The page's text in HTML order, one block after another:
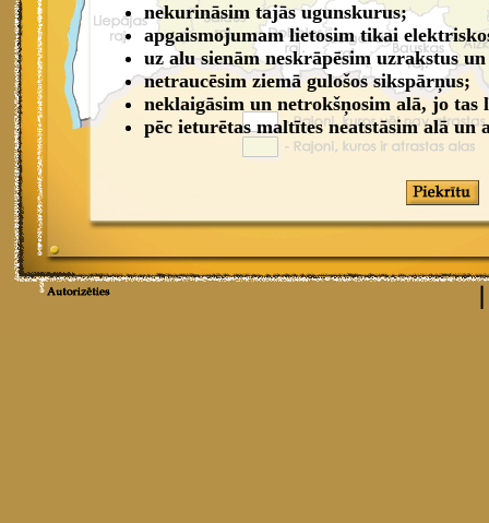
nekurināsim tajās ugunskurus;
apgaismojumam lietosim tikai
uz alu sienām neskrāpēsim uzrakstus
netraucēsim ziemā gulošos sikspārņus;
neklaigāsim un netrokšņosim alā, jo tas
pēc ieturētas maltītes neatstāsim alā un